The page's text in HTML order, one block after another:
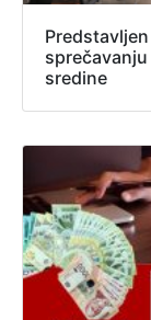
sredine